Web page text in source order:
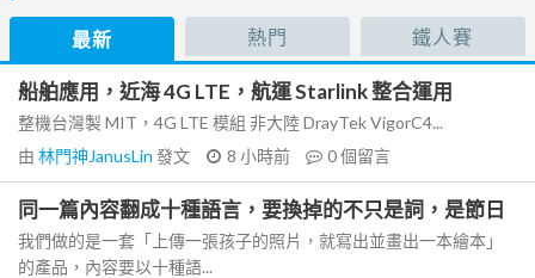
最新 熱門 鐵人賽
船舶應用，近海 4G LTE，航運 Starlink 整合運用
整機台灣製 MIT，4G LTE 模組 非大陸 DrayTek VigorC4...
由 林門神JanusLin 發文 8 小時前 0個留言
同一篇內容翻成十種語言，要換掉的不只是詞，是節日
我們做的是一套「上傳一張孩子的照片，就寫出並畫出一本繪本」
的產品，內容要以十種語...